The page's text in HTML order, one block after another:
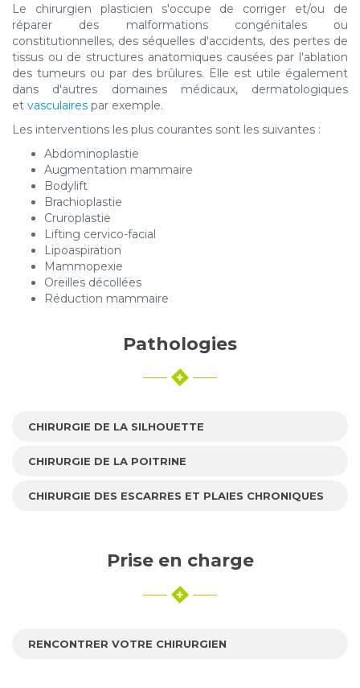
Le chirurgien plasticien s'occupe de corriger et/ou de
réparer des malformations congénitales ou
constitutionnelles, des séquelles d'accidents, des pertes de
tissus ou de structures anatomiques causées par l'ablation
des tumeurs ou par des brûlures. Elle est utile également
dans d'autres domaines médicaux, dermatologiques
et vasculaires par exemple.
Les interventions les plus courantes sont les suivantes :
Abdominoplastie
Augmentation mammaire
Bodylift
Brachioplastie
Cruroplastie
Lifting cervico-facial
Lipoaspiration
Mammopexie
Oreilles décollées
Réduction mammaire
Pathologies
CHIRURGIE DE LA SILHOUETTE
CHIRURGIE DE LA POITRINE
CHIRURGIE DES ESCARRES ET PLAIES CHRONIQUES
Prise en charge
RENCONTRER VOTRE CHIRURGIEN